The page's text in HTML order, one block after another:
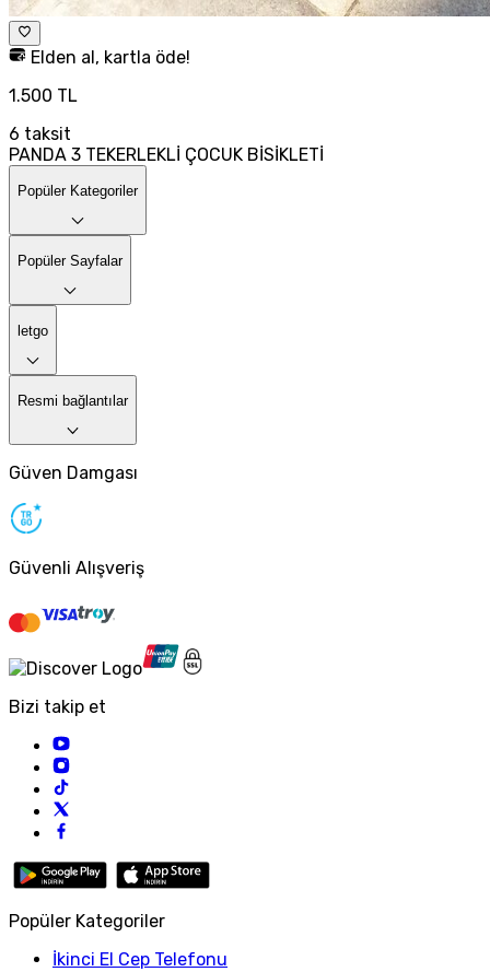
Elden al, kartla öde!
1.500 TL
6 taksit
PANDA 3 TEKERLEKLİ ÇOCUK BİSİKLETİ
Popüler Kategoriler
Popüler Sayfalar
letgo
Resmi bağlantılar
Güven Damgası
Güvenli Alışveriş
Bizi takip et
Popüler Kategoriler
İkinci El Cep Telefonu